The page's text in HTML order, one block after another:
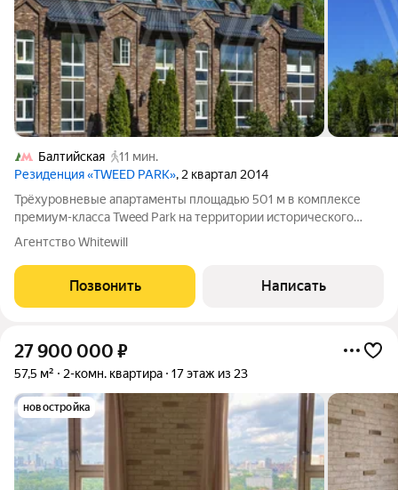
Балтийская
11 мин.
Резиденция «TWEED PARK», 2 квартал 2014
Трёхуровневые апартаменты площадью 501 м в комплексе
премиум-класса Tweed Park на территории исторического
усадебного парка «Покровское-Стрешнево». Отдельно
Большое количество окон наполняют
Агентство Whitewill
Позвонить Написать
27 900 000 ₽
57,5 м² 2-комн. квартира 17 этаж из 23
новостройка